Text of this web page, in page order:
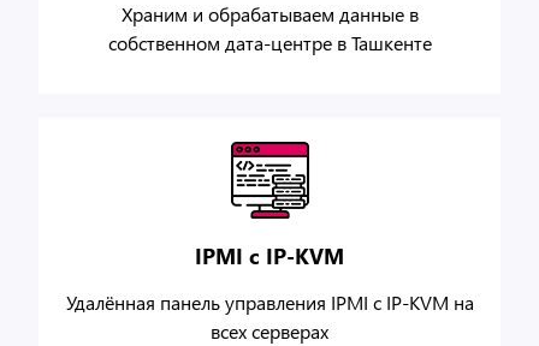
Храним и обрабатываем данные в
собственном дата-центре в Ташкенте
IPMI с IP-KVM
Удалённая панель управления IPMI с IP-KVM на
всех серверах